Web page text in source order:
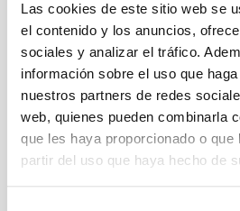
Las cookies de este sitio web se
el contenido y los anuncios,
sociales y analizar el tráfico.
información sobre el uso que
nuestros partners de redes
web, quienes pueden combinarla
que les haya proporcionado o que
partir del uso que haya hecho de
su solicitud, esté en la isla en la que
IAC de su nuevo puesto de trabajo
Solicitantes no pertenecientes a la
pertenecientes a un país de la
cuenta que antes de suscribir el
en posesión de la documentación
trabajar en España (tarjeta del NIE).
Presentación de solicitudes:
de medios electrónicos a través